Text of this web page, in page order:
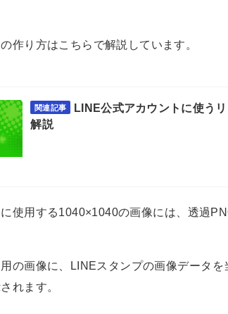
作り方はこちらで解説しています。
関連記事
LINE公式アカウントに使う
解説
使用する1040×1040の画像には、透過
の画像に、LINEスタンプの画像データ
れます。